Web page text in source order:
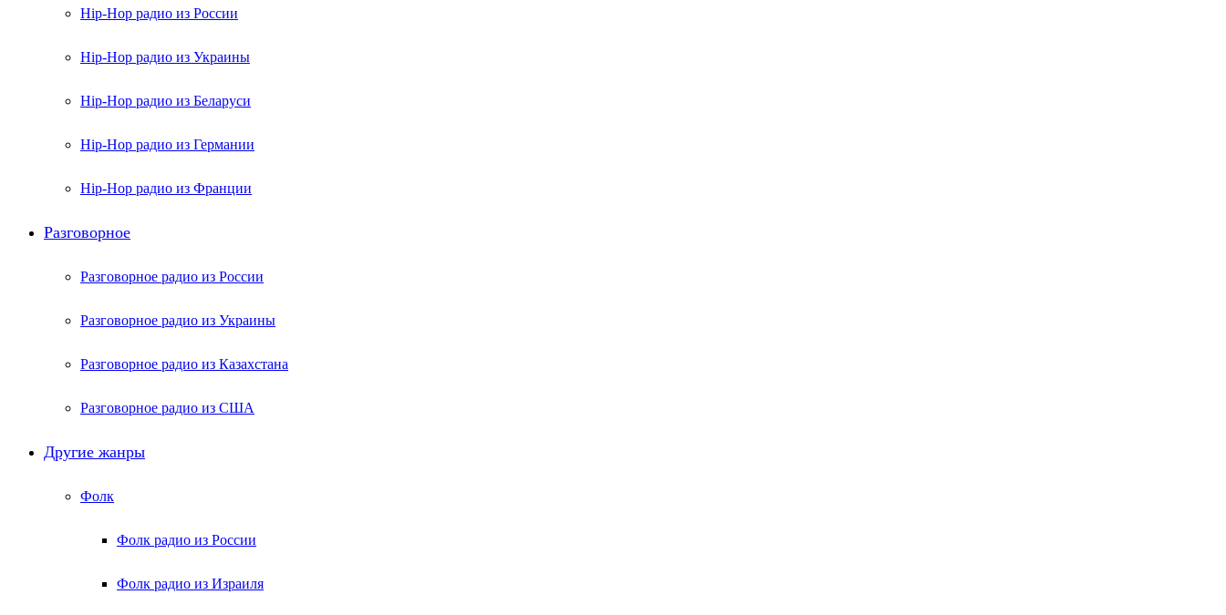
Hip-Hop радио из России
Hip-Hop радио из Украины
Hip-Hop радио из Беларуси
Hip-Hop радио из Германии
Hip-Hop радио из Франции
Разговорное
Разговорное радио из России
Разговорное радио из Украины
Разговорное радио из Казахстана
Разговорное радио из США
Другие жанры
Фолк
Фолк радио из России
Фолк радио из Израиля